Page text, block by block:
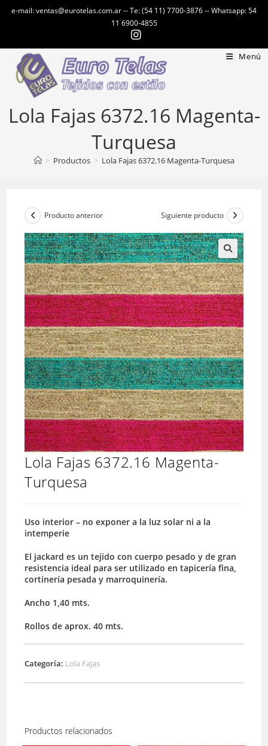
e-mail: ventas@eurotelas.com.ar -- Te: (54 11) 7700-3876 -- Whatsapp: 54
11 6900-4855
Menú
Lola Fajas 6372.16 Magenta-
Turquesa
> Productos > Lola Fajas 6372.16 Magenta-Turquesa
Producto anterior Siguiente producto
Lola Fajas 6372.16 Magenta-
Turquesa
Uso interior – no exponer a la luz solar ni a la
intemperie
El jackard es un tejido con cuerpo pesado y de gran
resistencia ideal para ser utilizado en tapicería fina,
cortinería pesada y marroquinería.
Ancho 1,40 mts.
Rollos de aprox. 40 mts.
Categoría: Lola Fajas
Productos relacionados